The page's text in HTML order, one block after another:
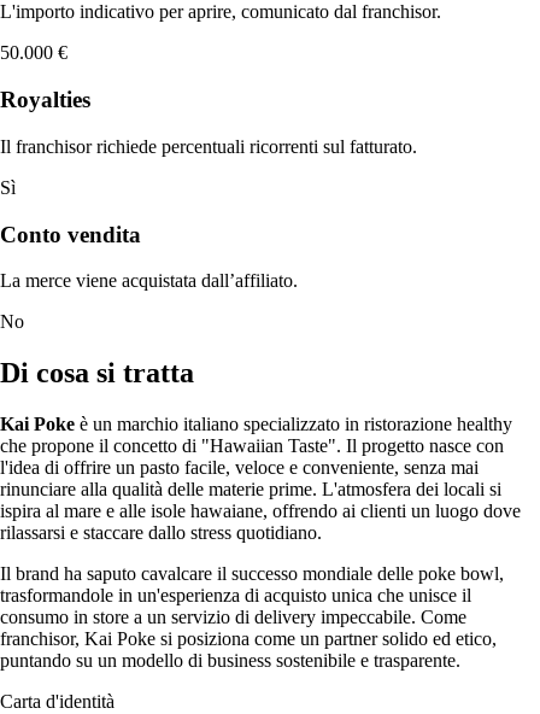
L'importo indicativo per aprire, comunicato dal franchisor.
50.000 €
Royalties
Il franchisor richiede percentuali ricorrenti sul fatturato.
Sì
Conto vendita
La merce viene acquistata dall’affiliato.
No
Di cosa si tratta
Kai Poke è un marchio italiano specializzato in ristorazione healthy
che propone il concetto di "Hawaiian Taste". Il progetto nasce con
l'idea di offrire un pasto facile, veloce e conveniente, senza mai
rinunciare alla qualità delle materie prime. L'atmosfera dei locali si
ispira al mare e alle isole hawaiane, offrendo ai clienti un luogo dove
rilassarsi e staccare dallo stress quotidiano.
Il brand ha saputo cavalcare il successo mondiale delle poke bowl,
trasformandole in un'esperienza di acquisto unica che unisce il
consumo in store a un servizio di delivery impeccabile. Come
franchisor, Kai Poke si posiziona come un partner solido ed etico,
puntando su un modello di business sostenibile e trasparente.
Carta d'identità